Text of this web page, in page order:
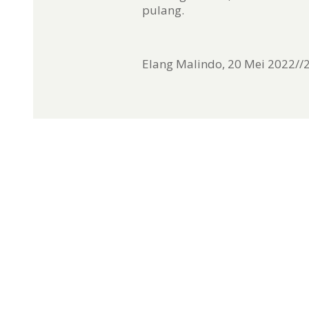
pulang.
Elang Malindo, 20 Mei 2022//